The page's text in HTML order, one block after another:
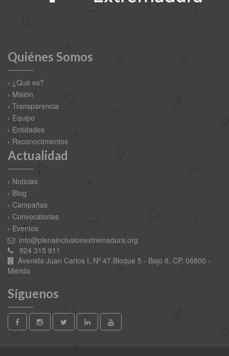
Quiénes Somos
¿Qué es?
Misión
Transparencia
Equipo
Entidades
Reconocimientos
Actualidad
Noticias
Blog
Campañas
Convocatorias
Eventos
info@plenainclusionextremadura.org
924 315 911
Avenida Juan Carlos I, Nº 47,Bloque 5 - Bajo 8. CP. 06800 -
Mérida
Síguenos